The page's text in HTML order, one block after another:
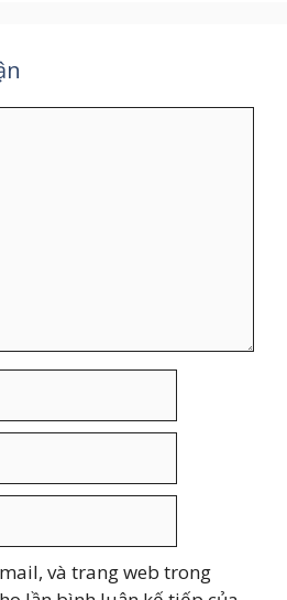
và trang web trong